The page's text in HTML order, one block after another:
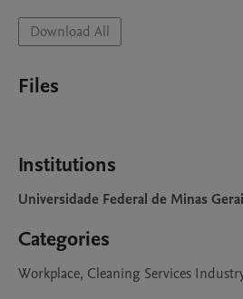
Download All
Files
Institutions
Universidade Federal de Minas
Categories
Workplace, Cleaning Services